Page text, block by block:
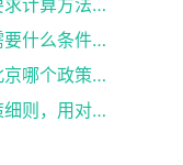
落户北京最新政策2026年实施：需要什么条件一阅便知
看看2026年人才引进与积分落户北京哪个政策好申请？
必看2026北京市积分落户加分政策细则，用对策略上岸更快！